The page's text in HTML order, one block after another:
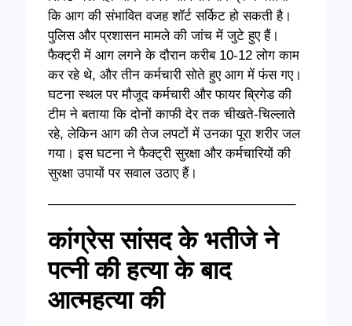
कि आग की संभावित वजह शॉर्ट सर्किट हो सकती है।
पुलिस और प्रशासन मामले की जांच में जुटे हुए हैं।
फैक्ट्री में आग लगने के दौरान करीब 10-12 लोग काम
कर रहे थे, और तीन कर्मचारी सोते हुए आग में फंस गए।
घटना स्थल पर मौजूद कर्मचारी और फायर ब्रिगेड की
टीम ने बताया कि दोनों काफी देर तक चीखते-चिल्लाते
रहे, लेकिन आग की तेज लपटों में उनका पूरा शरीर जल
गया। इस घटना ने फैक्ट्री सुरक्षा और कर्मचारियों की
सुरक्षा उपायों पर सवाल उठाए हैं।
——————————————————–
कांग्रेस सांसद के भतीजे ने
पत्नी की हत्या के बाद
आत्महत्या की